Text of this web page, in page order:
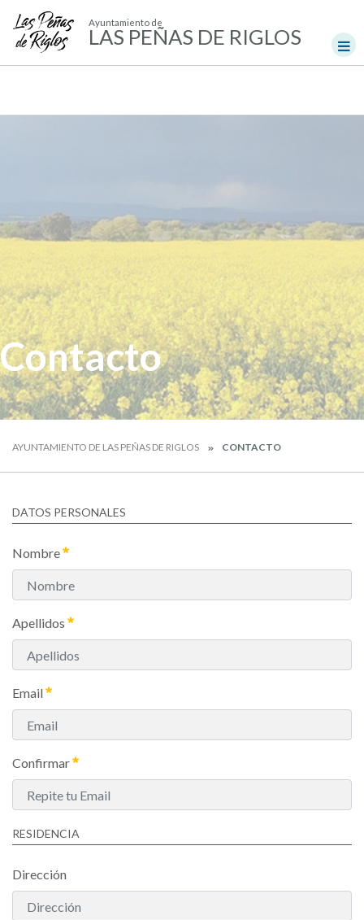
Ayuntamiento de
LAS PEÑAS DE RIGLOS
Contacto
AYUNTAMIENTO DE LAS PEÑAS DE RIGLOS CONTACTO
DATOS PERSONALES
Nombre
Apellidos
Email
Confirmar
RESIDENCIA
Dirección